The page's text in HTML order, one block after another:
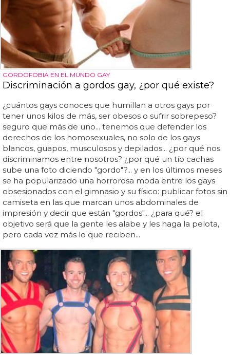
GORDOFOBIA EN EL MUNDO GAY
Discriminación a gordos gay, ¿por qué existe?
¿cuántos gays conoces que humillan a otros gays por
tener unos kilos de más, ser obesos o sufrir sobrepeso?
seguro que más de uno... tenemos que defender los
derechos de los homosexuales, no solo de los gays
blancos, guapos, musculosos y depilados... ¿por qué nos
discriminamos entre nosotros? ¿por qué un tío cachas
sube una foto diciendo "gordo"?... y en los últimos meses
se ha popularizado una horrorosa moda entre los gays
obsesionados con el gimnasio y su físico: publicar fotos sin
camiseta en las que marcan unos abdominales de
impresión y decir que están "gordos"... ¿para qué? el
objetivo será que la gente les alabe y les haga la pelota,
pero cada vez más lo que reciben...